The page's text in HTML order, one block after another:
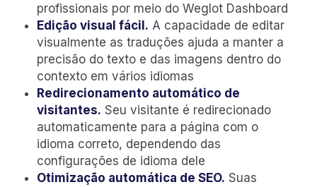
profissionais por meio do Weglot Dashboard
Edição visual fácil. A capacidade de editar
visualmente as traduções ajuda a manter a
precisão do texto e das imagens dentro do
contexto em vários idiomas
Redirecionamento automático de
visitantes. Seu visitante é redirecionado
automaticamente para a página com o
idioma correto, dependendo das
configurações de idioma dele
Otimização automática de SEO. Suas